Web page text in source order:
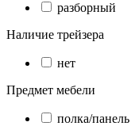
разборный
Наличие трейзера
нет
Предмет мебели
полка/панель